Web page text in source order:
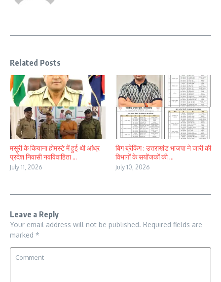
Related Posts
मसूरी के कियाना होमस्टे में हुई थी आंध्र
प्रदेश निवासी नवविवाहिता ...
July 11, 2026
बिग ब्रेकिंग : उत्तराखंड भाजपा ने जारी की
विभागों के सयोंजकों की ...
July 10, 2026
Leave a Reply
Your email address will not be published. Required fields are
marked *